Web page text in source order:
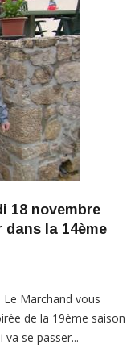
18 novembre
dans la 14ème
Marchand vous
de la 19ème saison
se passer...